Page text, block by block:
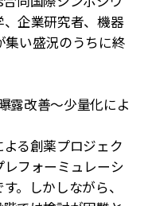
企業研究者、機器
集い盛況のうちに終
露改善～少量化によ
る創薬プロジェク
フォーミュレーシ
。しかしながら、